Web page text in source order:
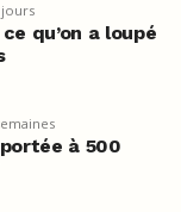
jours
qu’on a loupé
portée à 500